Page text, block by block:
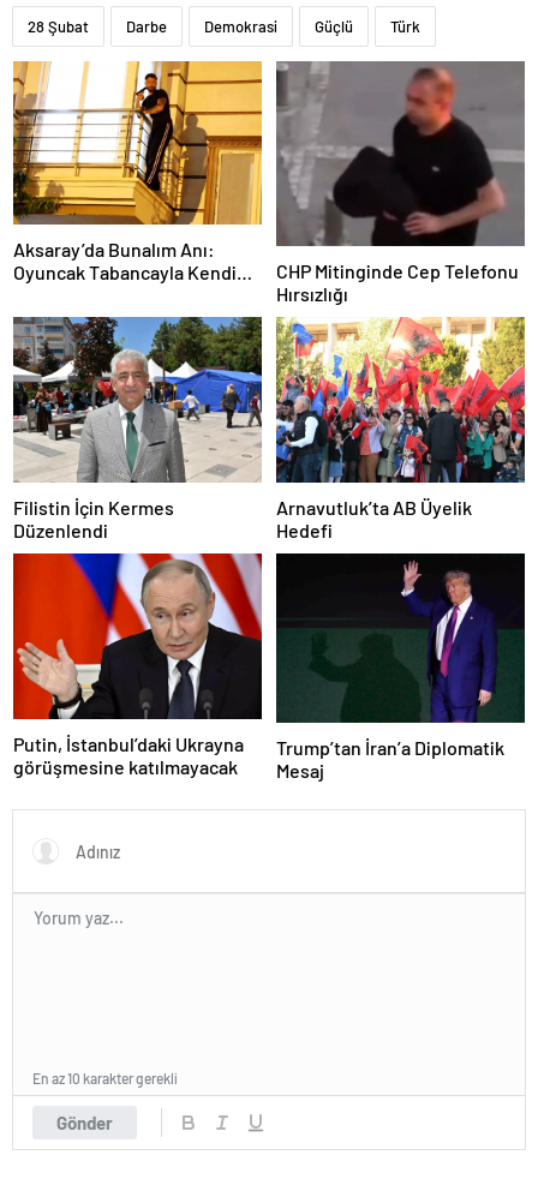
28 Şubat Darbe Demokrasi Güçlü Türk
Aksaray’da Bunalım Anı:
Oyuncak Tabancayla Kendine
CHP Mitinginde Cep Telefonu
Hırsızlığı
Filistin İçin Kermes
Düzenlendi
Arnavutluk’ta AB Üyelik
Hedefi
Putin, İstanbul’daki Ukrayna
görüşmesine katılmayacak
Trump’tan İran’a Diplomatik
Mesaj
Gönder
En az 10 karakter gerekli